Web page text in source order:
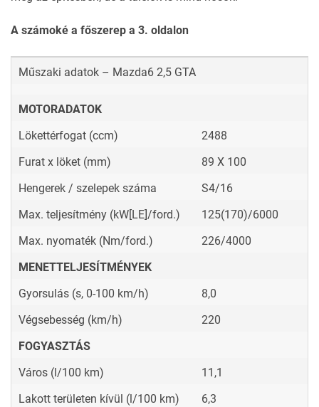
A számoké a főszerep a 3. oldalon
Műszaki adatok – Mazda6 2,5 GTA
MOTORADATOK
Lökettérfogat (ccm)
2488
Furat x löket (mm)
89 X 100
Hengerek / szelepek száma
S4/16
Max. teljesítmény (kW[LE]/ford.)
125(170)/6000
Max. nyomaték (Nm/ford.)
226/4000
MENETTELJESÍTMÉNYEK
Gyorsulás (s, 0-100 km/h)
8,0
Végsebesség (km/h)
220
FOGYASZTÁS
Város (l/100 km)
11,1
Lakott területen kívül (l/100 km)
6,3